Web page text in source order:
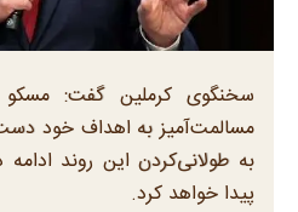
سخنگوی کرملین گفت:
مسالمت‌آمیز به اهداف خود
به طولانی‌کردن این روند
پیدا خواهد کرد.